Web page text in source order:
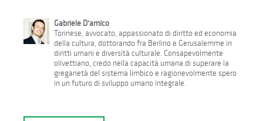
Gabriele D'amico
Torinese, avvocato, appassionato di diritto ed economia
della cultura, dottorando fra Berlino e Gerusalemme in
diritti umani e diversità culturale. Consapevolmente
olivettiano, credo nella capacità umana di superare la
gregarietà del sistema limbico e ragionevolmente spero
in un futuro di sviluppo umano integrale.